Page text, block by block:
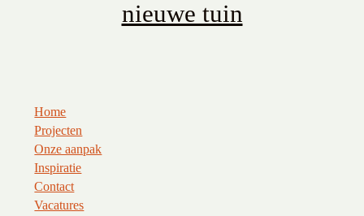
nieuwe tuin
Home
Projecten
Onze aanpak
Inspiratie
Contact
Vacatures